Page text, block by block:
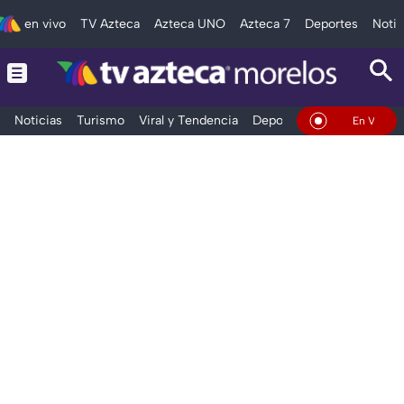
en vivo TV Azteca Azteca UNO Azteca 7 Deportes
Noticias Turismo Viral y Tendencia Deportes Espectáculos
En Vivo